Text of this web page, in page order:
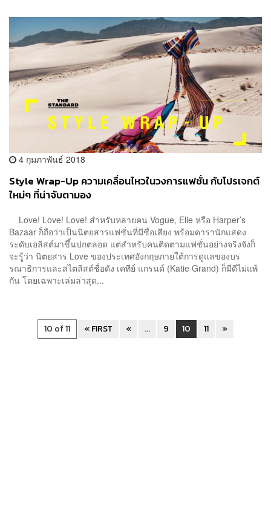
4 กุมภาพันธ์ 2018
Style Wrap-Up ความเคลื่อนไหวในวงการแฟชั่น กับโปรเจกต์
ใหม่ๆ ที่น่าจับตามอง
Love! Love! Love! สำหรับหลายคน Vogue, Elle หรือ Harper’s
Bazaar ก็ถือว่าเป็นนิตยสารแฟชั่นที่มีชื่อเสียง พร้อมดารานักแสดง
ระดับเอลิสต์มาขึ้นปกตลอด แต่สำหรับคนติดตามแฟชั่นอย่างจริงจังก็
จะรู้ว่า นิตยสาร Love ของประเทศอังกฤษภายใต้การดูแลของบร
รณาธิการและสไตลิสต์ชื่อดัง เคทีย์ แกรนด์ (Katie Grand) ก็มีดีไม่แพ้
กัน โดยเฉพาะเล่มล่าสุด...
10 of 11 « FIRST « ... 9 10 11 »